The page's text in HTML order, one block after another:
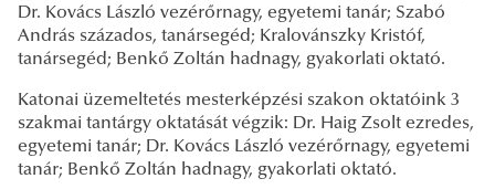
Dr. Kovács László vezérőrnagy, egyetemi tanár; Szabó
András százados, tanársegéd; Kralovánszky Kristóf,
tanársegéd; Benkő Zoltán hadnagy, gyakorlati oktató.
Katonai üzemeltetés mesterképzési szakon oktatóink 3
szakmai tantárgy oktatását végzik: Dr. Haig Zsolt ezredes,
egyetemi tanár; Dr. Kovács László vezérőrnagy, egyetemi
tanár; Benkő Zoltán hadnagy, gyakorlati oktató.